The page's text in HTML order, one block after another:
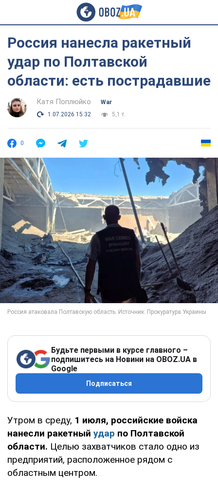
Россия нанесла ракетный
удар по Полтавской
области: есть пострадавшие
Катя Поплюйко
War
1.07.2026 15:32
5,1 т.
0
Будьте первыми в курсе главного –
подпишитесь на Новини на OBOZ.UA в
Google
Подписаться
Утром в среду, 1 июля, российские войска
нанесли ракетный удар по Полтавской
области. Целью захватчиков стало одно из
предприятий, расположенное рядом с
областным центром.